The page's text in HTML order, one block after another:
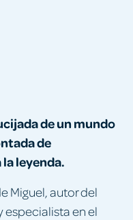
de un mundo
de
leyenda.
Miguel, autor del
especialista en el